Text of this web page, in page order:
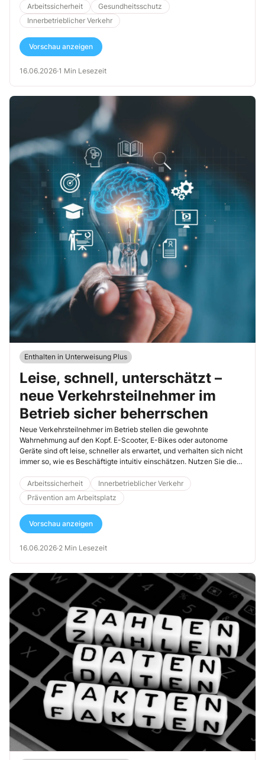
Arbeitssicherheit
Gesundheitsschutz
Innerbetrieblicher Verkehr
Vorschau anzeigen
16.06.2026·1 Min Lesezeit
Enthalten in Unterweisung Plus
Leise, schnell, unterschätzt –
neue Verkehrsteilnehmer im
Betrieb sicher beherrschen
Neue Verkehrsteilnehmer im Betrieb stellen die gewohnte
Wahrnehmung auf den Kopf. E-Scooter, E-Bikes oder autonome
Geräte sind oft leise, schneller als erwartet, und verhalten sich nicht
immer so, wie es Beschäftigte intuitiv einschätzen. Nutzen Sie die
aufzubrechen und Ihre Unterweisung praxisnah zu gestalten.
Arbeitssicherheit
Innerbetrieblicher Verkehr
Prävention am Arbeitsplatz
Vorschau anzeigen
16.06.2026·2 Min Lesezeit